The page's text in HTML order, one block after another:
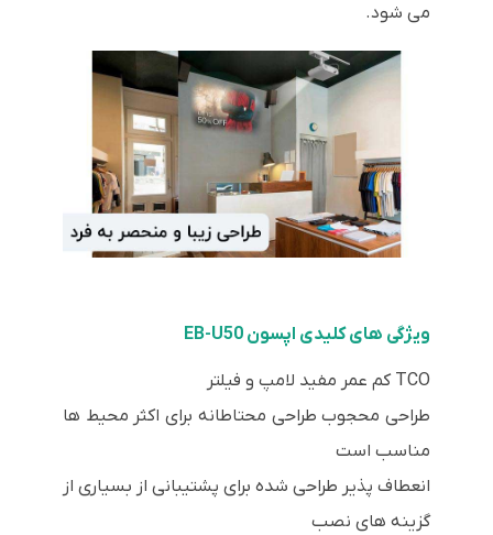
می شود.
ویژگی های کلیدی اپسون EB-U50
TCO کم عمر مفید لامپ و فیلتر
طراحی محجوب طراحی محتاطانه برای اکثر محیط ها
مناسب است
انعطاف پذیر طراحی شده برای پشتیبانی از بسیاری از
گزینه های نصب